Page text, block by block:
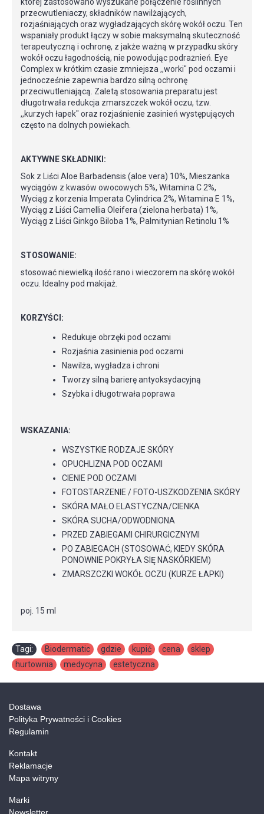
przecwutleniaczy, składników nawilżających,
rozjaśniających oraz wygładzających skórę wokół oczu. Ten
wspaniały produkt łączy w sobie maksymalną skuteczność
terapeutyczną i ochronę, z jakże ważną w przypadku skóry
wokół oczu łagodnością, nie powodując podrażnień. Eye
Complex w krótkim czasie zmniejsza ,,worki" pod oczami i
jednocześnie zapewnia bardzo silną ochronę
przeciwutleniającą. Zaletą stosowania preparatu jest
długotrwała redukcja zmarszczek wokół oczu, tzw.
,,kurzych łapek" oraz rozjaśnienie zasinień występujących
często na dolnych powiekach.
AKTYWNE SKŁADNIKI:
Sok z Liści Aloe Barbadensis (aloe vera) 10%, Mieszanka
wyciągów z kwasów owocowych 5%, Witamina C 2%,
Wyciąg z korzenia Imperata Cylindrica 2%, Witamina E 1%,
Wyciąg z Liści Camellia Oleifera (zielona herbata) 1%,
Wyciąg z Liści Ginkgo Biloba 1%, Palmitynian Retinolu 1%
STOSOWANIE:
stosować niewielką ilość rano i wieczorem na skórę wokół
oczu. Idealny pod makijaż.
KORZYŚCI:
Redukuje obrzęki pod oczami
Rozjaśnia zasinienia pod oczami
Nawilża, wygładza i chroni
Tworzy silną barierę antyoksydacyjną
Szybka i długotrwała poprawa
WSKAZANIA:
WSZYSTKIE RODZAJE SKÓRY
OPUCHLIZNA POD OCZAMI
CIENIE POD OCZAMI
FOTOSTARZENIE / FOTO-USZKODZENIA SKÓRY
SKÓRA MAŁO ELASTYCZNA/CIENKA
SKÓRA SUCHA/ODWODNIONA
PRZED ZABIEGAMI CHIRURGICZNYMI
PO ZABIEGACH (STOSOWAĆ, KIEDY SKÓRA
PONOWNIE POKRYŁA SIĘ NASKÓRKIEM)
ZMARSZCZKI WOKÓŁ OCZU (KURZE ŁAPKI)
poj. 15 ml
Tagi: Biodermatic gdzie kupić cena sklep
hurtownia
medycyna estetyczna
Dostawa
Polityka Prywatności i Cookies
Regulamin
Kontakt
Reklamacje
Mapa witryny
Marki